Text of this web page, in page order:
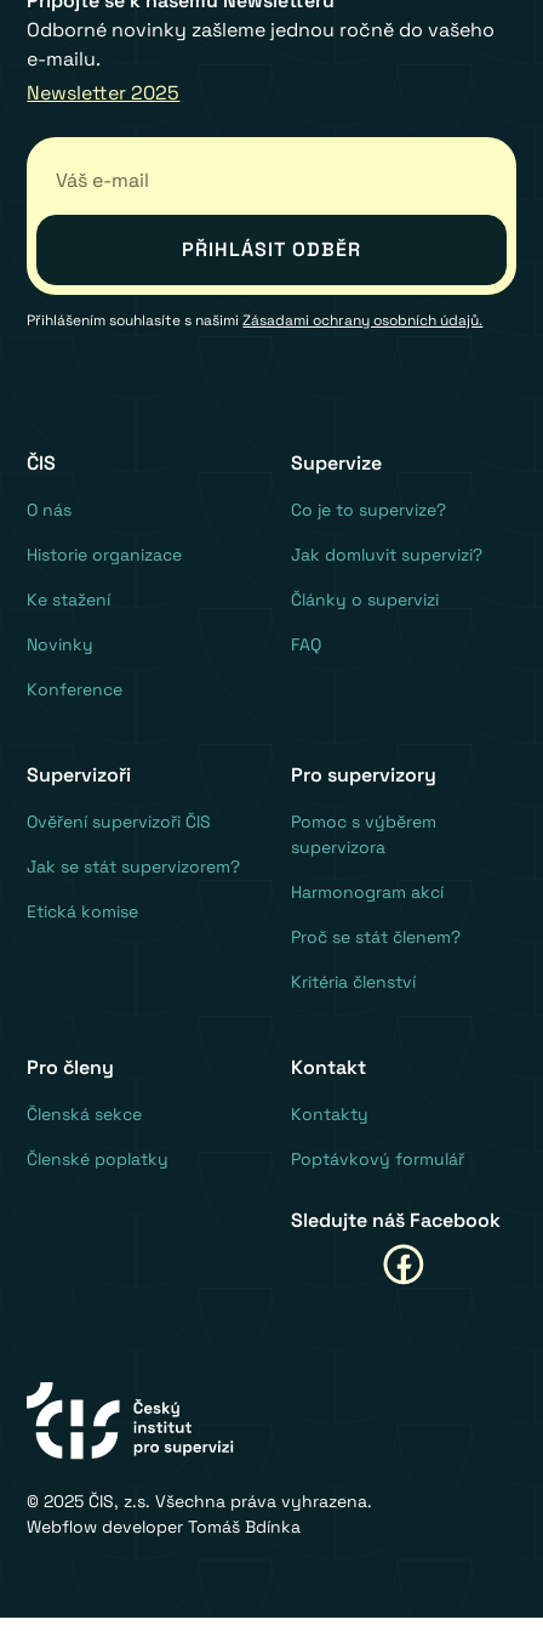
Odborné novinky zašleme jednou ročně do vašeho
e-mailu.
Newsletter 2025
Přihlášením souhlasíte s našimiZásadami ochrany osobních údajů.
ČIS
O nás
Historie organizace
Ke stažení
Novinky
Konference
Supervize
Co je to supervize?
Jak domluvit supervizi?
Články o supervizi
FAQ
Supervizoři
Ověření supervizoři ČIS
Jak se stát supervizorem?
Etická komise
Pro supervizory
Pomoc s výběrem
supervizora
Harmonogram akcí
Proč se stát členem?
Kritéria členství
Pro členy
‍Členská sekce
Členské poplatky
Kontakt
Kontakty
Poptávkový formulář
Sledujte náš Facebook
© 2025 ČIS, z.s. Všechna práva vyhrazena.
Webflow developer Tomáš Bdínka